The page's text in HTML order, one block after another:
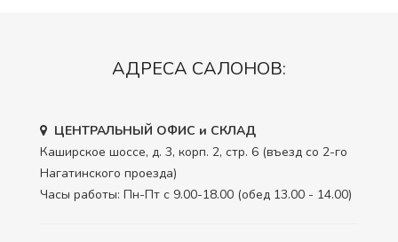
АДРЕСА САЛОНОВ:
ЦЕНТРАЛЬНЫЙ ОФИС и СКЛАД
Каширское шоссе, д. 3, корп. 2, стр. 6 (въезд со 2-го
Нагатинского проезда)
Часы работы: Пн-Пт с 9.00-18.00 (обед 13.00 - 14.00)